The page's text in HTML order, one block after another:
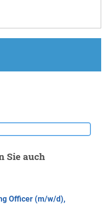
Sie auch
Officer (m/w/d),